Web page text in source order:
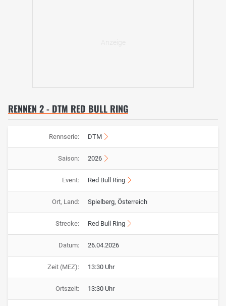
RENNEN 2 - DTM RED BULL RING
Rennserie: DTM
Saison: 2026
Event: Red Bull Ring
Ort, Land: Spielberg, Österreich
Strecke: Red Bull Ring
Datum: 26.04.2026
Zeit (MEZ): 13:30 Uhr
Ortszeit: 13:30 Uhr